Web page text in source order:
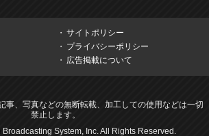
サイトポリシー
プライバシーポリシー
広告掲載について
事、写真などの無断転載、加工しての使用などは一切
禁止します。
System, Inc. All Rights Reserved.